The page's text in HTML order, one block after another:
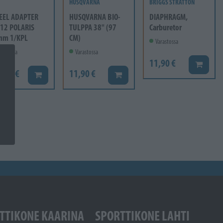
ADAPTER
POLARIS
1/KPL
€ Lisää koriin
HUSQVARNA BIO-
TULPPA 38" (97
CM)
Varastossa
11,90 € Lisää koriin
DIAPHRAGM,
Carburetor
Varastossa
11,90 € Lisää
KAARINA SPORTTIKONE LAHTI